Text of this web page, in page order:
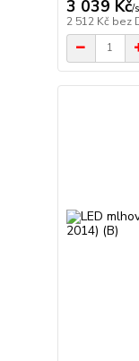
3 039 Kč/
2 512 Kč bez